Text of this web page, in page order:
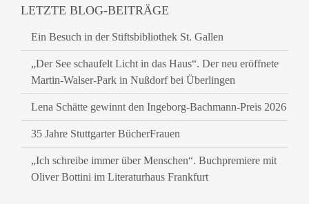
LETZTE BLOG-BEITRÄGE
Ein Besuch in der Stiftsbibliothek St. Gallen
„Der See schaufelt Licht in das Haus“. Der neu eröffnete
Martin-Walser-Park in Nußdorf bei Überlingen
Lena Schätte gewinnt den Ingeborg-Bachmann-Preis 2026
35 Jahre Stuttgarter BücherFrauen
„Ich schreibe immer über Menschen“. Buchpremiere mit
Oliver Bottini im Literaturhaus Frankfurt